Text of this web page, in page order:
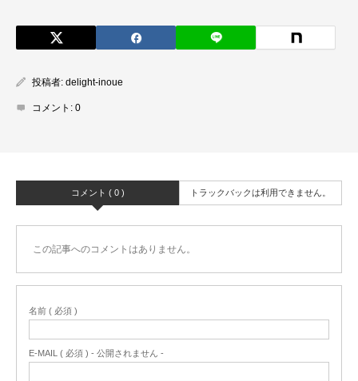
投稿者: delight-inoue
コメント: 0
コメント ( 0 ) トラックバックは利用できません。
この記事へのコメントはありません。
名前 ( 必須 )
E-MAIL ( 必須 ) - 公開されません -